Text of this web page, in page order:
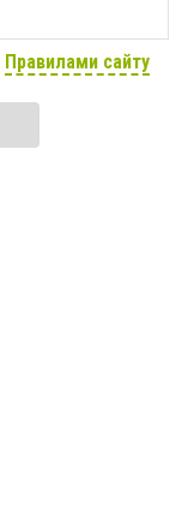
Правилами сайту